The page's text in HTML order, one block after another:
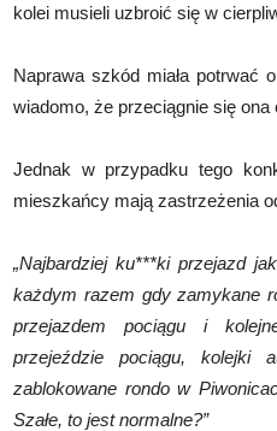
kolei musieli uzbroić się w
Naprawa szkód miała potrwać
wiadomo, że przeciągnie się ona
Jednak w przypadku tego
mieszkańcy mają zastrzeżenia
„Najbardziej ku***ki przejazd
każdym razem gdy zamykane
przejazdem pociągu i
przejeździe pociągu, kolejki
zablokowane rondo w
Szałe, to jest normalne?”